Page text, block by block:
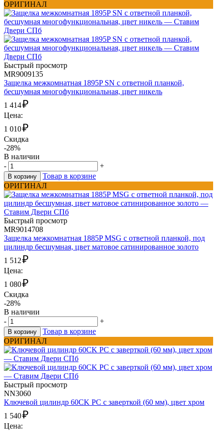
ОРИГИНАЛ
Быстрый просмотр
MR9009135
Защелка межкомнатная 1895P SN с ответной планкой,
бесшумная многофункциональная, цвет никель
1 414₽
Цена:
1 010₽
Скидка
-28%
В наличии
-
+
В корзину
Товар в корзине
ОРИГИНАЛ
Быстрый просмотр
MR9014708
Защелка межкомнатная 1885P MSG с ответной планкой, под
цилиндр бесшумная, цвет матовое сатинированное золото
1 512₽
Цена:
1 080₽
Скидка
-28%
В наличии
-
+
В корзину
Товар в корзине
ОРИГИНАЛ
Быстрый просмотр
NN3060
Ключевой цилиндр 60CK PC с заверткой (60 мм), цвет хром
1 540₽
Цена: